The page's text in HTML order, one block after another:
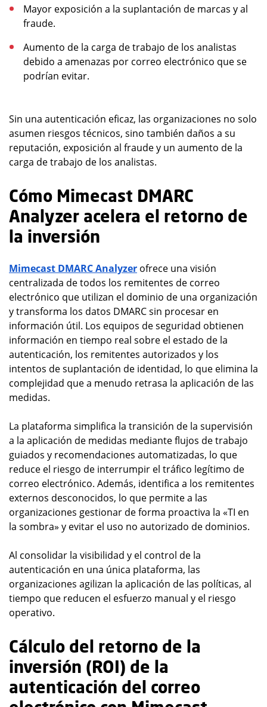
Mayor exposición a la suplantación de marcas y al
fraude.
Aumento de la carga de trabajo de los analistas
debido a amenazas por correo electrónico que se
podrían evitar.
Sin una autenticación eficaz, las organizaciones no solo
asumen riesgos técnicos, sino también daños a su
reputación, exposición al fraude y un aumento de la
carga de trabajo de los analistas.
Cómo Mimecast DMARC
Analyzer acelera el retorno de
la inversión
Mimecast DMARC Analyzer ofrece una visión
centralizada de todos los remitentes de correo
electrónico que utilizan el dominio de una organización
y transforma los datos DMARC sin procesar en
información útil. Los equipos de seguridad obtienen
información en tiempo real sobre el estado de la
autenticación, los remitentes autorizados y los
intentos de suplantación de identidad, lo que elimina la
complejidad que a menudo retrasa la aplicación de las
medidas.
La plataforma simplifica la transición de la supervisión
a la aplicación de medidas mediante flujos de trabajo
guiados y recomendaciones automatizadas, lo que
reduce el riesgo de interrumpir el tráfico legítimo de
correo electrónico. Además, identifica a los remitentes
externos desconocidos, lo que permite a las
organizaciones gestionar de forma proactiva la «TI en
la sombra» y evitar el uso no autorizado de dominios.
Al consolidar la visibilidad y el control de la
autenticación en una única plataforma, las
organizaciones agilizan la aplicación de las políticas, al
tiempo que reducen el esfuerzo manual y el riesgo
operativo.
Cálculo del retorno de la
inversión (ROI) de la
autenticación del correo